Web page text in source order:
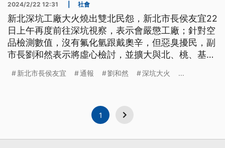
2024/2/22 12:31 社會
新北深坑工廠大火燒出雙北民怨，新北市長侯友宜22
日上午再度前往深坑視察，表示會嚴懲工廠；針對空
品檢測數值，沒有氟化氫跟戴奧辛，但惡臭擾民，副
市長劉和然表示將虛心檢討，並擴大與北、桃、基，
討會議，市長蔣萬安要求1周內提出報告，下午也趕
新北市長侯友宜 通報 劉和然 深坑大火 ...
1